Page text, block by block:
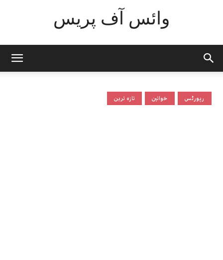
وائس آف پریس
تازہ ترین خواتین رپورٹس